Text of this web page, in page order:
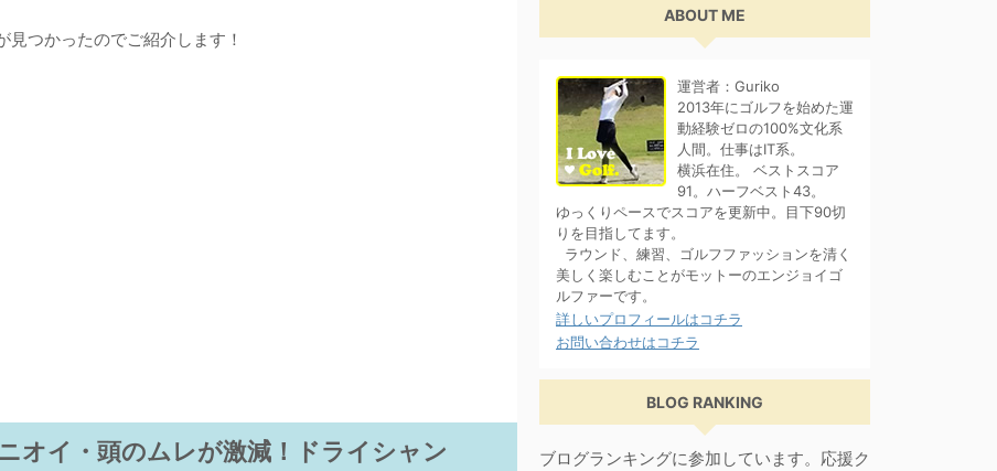
つかったのでご紹介します！
オイ・頭のムレが激減！ドライシャン
ABOUT ME
運営者：Guriko
2013年にゴルフを始めた運
動経験ゼロの100%文化系
人間。仕事はIT系。
横浜在住。 ベストスコア
91。ハーフベスト43。
ゆっくりペースでスコアを更新中。目下90切
りを目指してます。
ラウンド、練習、ゴルフファッションを清く
美しく楽しむことがモットーのエンジョイゴ
ルファーです。
詳しいプロフィールはコチラ
お問い合わせはコチラ
BLOG RANKING
ブログランキングに参加しています。応援ク